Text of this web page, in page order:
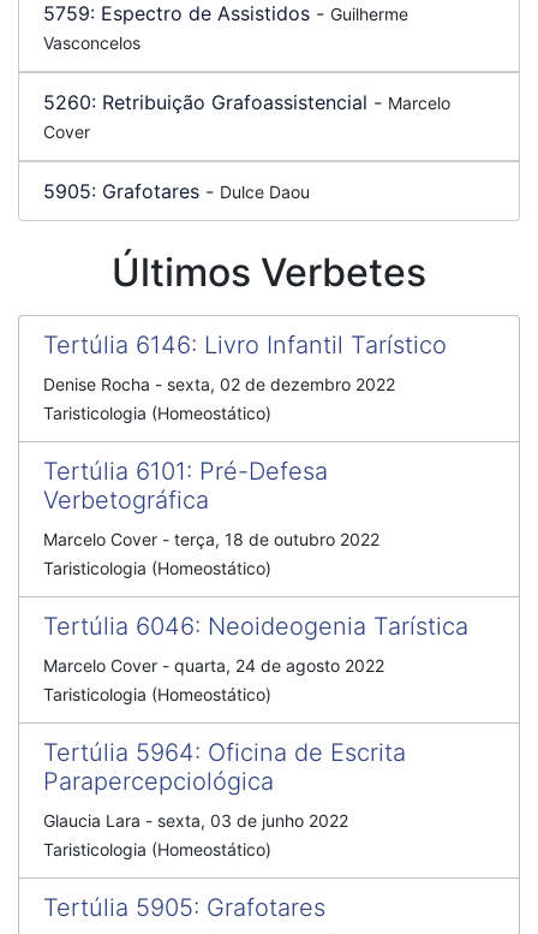
5759: Espectro de Assistidos - Guilherme
Vasconcelos
5260: Retribuição Grafoassistencial - Marcelo
Cover
5905: Grafotares - Dulce Daou
Últimos Verbetes
Tertúlia 6146: Livro Infantil Tarístico
Denise Rocha - sexta, 02 de dezembro 2022
Taristicologia (Homeostático)
Tertúlia 6101: Pré-Defesa
Verbetográfica
Marcelo Cover - terça, 18 de outubro 2022
Taristicologia (Homeostático)
Tertúlia 6046: Neoideogenia Tarística
Marcelo Cover - quarta, 24 de agosto 2022
Taristicologia (Homeostático)
Tertúlia 5964: Oficina de Escrita
Parapercepciológica
Glaucia Lara - sexta, 03 de junho 2022
Taristicologia (Homeostático)
Tertúlia 5905: Grafotares